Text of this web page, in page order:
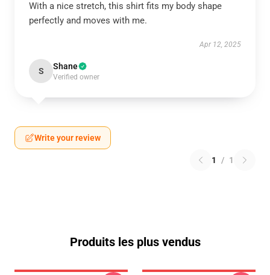
With a nice stretch, this shirt fits my body shape
perfectly and moves with me.
Apr 12, 2025
S Shane
Verified owner
Write your review
1 / 1
Produits les plus vendus